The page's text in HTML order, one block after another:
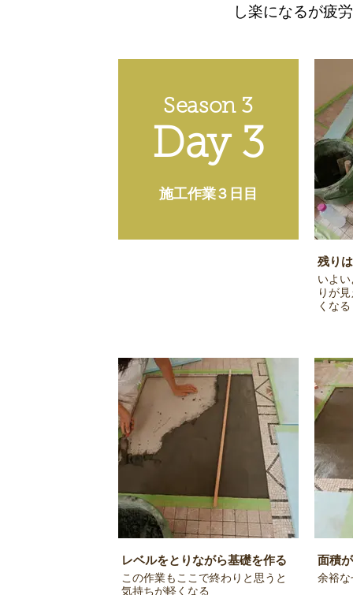
し楽になるが疲
Season 3
Day 3
施工作業​３日目
残り
いよ
りが
くな
レベルをとりながら基礎を作る
この作業もここで終わりと思うと
気持ちが軽くなる
面積
余裕